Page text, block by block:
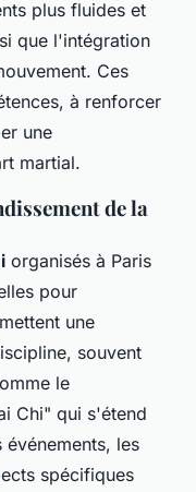
plus fluides et
que l'intégration
Ces
à renforcer
une
martial.
de la
organisés à Paris
pour
une
souvent
le
Chi" qui s'étend
événements, les
spécifiques